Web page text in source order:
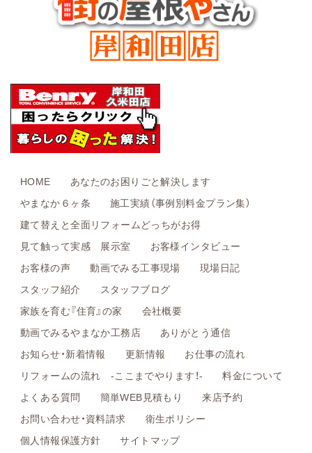
HOME
あなたのお困りごと解決します
やまなか６ヶ条
施工実績（事例別料金プラン集）
建て替えと全面リフォームどっちがお得
見て触って実感 展示室
お客様インタビュー
お客様の声
動画でみる工事現場
現場日記
スタッフ紹介
スタッフブログ
家族を育む『住育』の家
会社概要
動画でみるやまなか工務店
ありがとう通信
お知らせ・新着情報
更新情報
お仕事の流れ
リフォームの流れ -ここまでやります！-
料金について
よくある質問
簡単WEB見積もり
来店予約
お問い合わせ・資料請求
衛生ポリシー
個人情報保護方針
サイトマップ